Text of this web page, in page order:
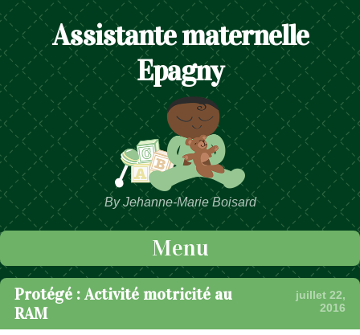
Assistante maternelle
Epagny
By Jehanne-Marie Boisard
Menu
Passer au contenu
Protégé : Activité motricité au
RAM
juillet 22,
2016